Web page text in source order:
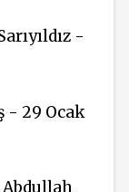
-
- 29 Ocak